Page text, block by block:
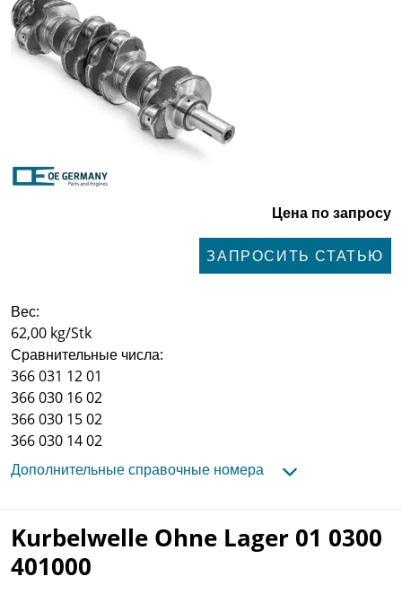
Цена по запросу
ЗАПРОСИТЬ СТАТЬЮ
Вес:
62,00 kg/Stk
Сравнительные числа:
366 031 12 01
366 030 16 02
366 030 15 02
366 030 14 02
Дополнительные справочные номера
Kurbelwelle Ohne Lager 01 0300
401000